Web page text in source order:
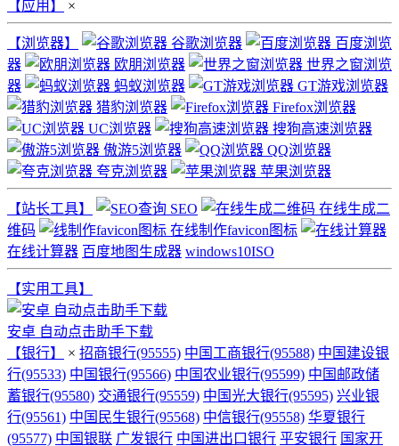
【应用】
×
【浏览器】 谷歌浏览器
百度浏览
器
欧朋浏览器
世界之窗浏览
器
蚂蚁浏览器
GT游戏浏览器
猎豹浏览器
Firefox浏览器
UC浏览器
搜狗高速浏览器
傲游5浏览器
QQ浏览器
夸克浏览器
苹果浏览器
【站长工具】 SEO
在线生成二
维码
在线制作favicon图标
在线计算器 百度地图生成器 windows10ISO
【实用工具】
安卓 自动点击助手下载
【银行】
× 招商银行(95555) 中国工商银行(95588) 中国建设银
行(95533) 中国银行(95566) 中国农业银行(95599) 中国邮政储
蓄银行(95580) 交通银行(95559) 中国光大银行(95595) 兴业银
行(95561) 中国民生银行(95568) 中信银行(95558) 华夏银行
(95577) 中国银联 广发银行 中国进出口银行 平安银行 国家开